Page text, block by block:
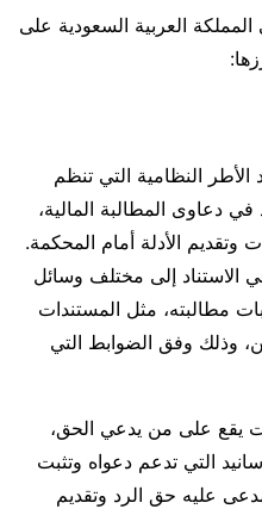
العربية السعودية على
النظامية التي تنظم
في دعاوى المطالبة المالية،
وتقديم الأدلة أمام المحكمة.
الاستناد إلى مختلف وسائل
مطالبته، مثل المستندات
وذلك وفق الضوابط التي
يقع على من يدعي الحق،
التي تدعم دعواه وتثبت
عليه حق الرد وتقديم